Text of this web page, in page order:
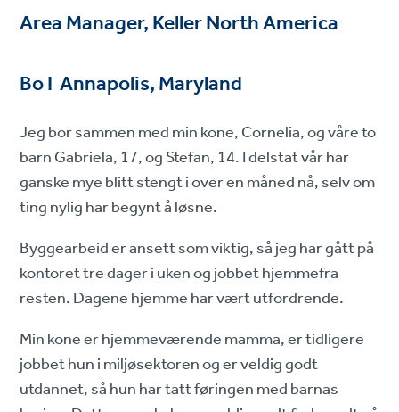
Area Manager, Keller North America
Bo I Annapolis, Maryland
Jeg bor sammen med min kone, Cornelia, og våre to
barn Gabriela, 17, og Stefan, 14. I delstat vår har
ganske mye blitt stengt i over en måned nå, selv om
ting nylig har begynt å løsne.
Byggearbeid er ansett som viktig, så jeg har gått på
kontoret tre dager i uken og jobbet hjemmefra
resten. Dagene hjemme har vært utfordrende.
Min kone er hjemmeværende mamma, er tidligere
jobbet hun i miljøsektoren og er veldig godt
utdannet, så hun har tatt føringen med barnas